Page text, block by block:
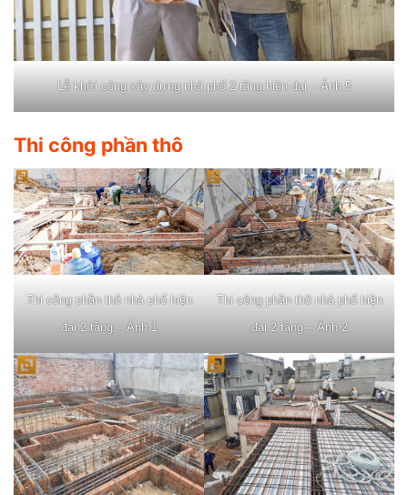
Lễ khởi công xây dựng nhà phố 2 tầng hiện đại – Ảnh 5
Thi công phần thô
Thi công phần thô nhà phố hiện
đại 2 tầng – Ảnh 1
Thi công phần thô nhà phố hiện
đại 2 tầng – Ảnh 2